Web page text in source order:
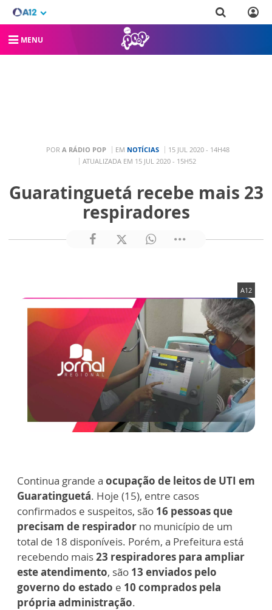
MENU
POR A RÁDIO POP EM NOTÍCIAS
15 JUL 2020 - 14H48
ATUALIZADA EM 15 JUL 2020 - 15H52
Guaratinguetá recebe mais 23
respiradores
A12
Continua grande a ocupação de leitos de UTI em
Guaratinguetá. Hoje (15), entre casos
confirmados e suspeitos, são 16 pessoas que
precisam de respirador no município de um
total de 18 disponíveis. Porém, a Prefeitura está
recebendo mais23 respiradores para ampliar
este atendimento, são 13 enviados pelo
governo do estado e 10 comprados pela
própria administração.